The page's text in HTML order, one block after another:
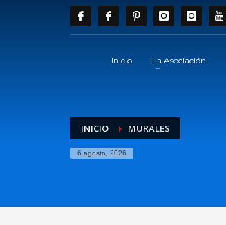
Inicio La Asociación
INICIO MURALES
6 agosto, 2026